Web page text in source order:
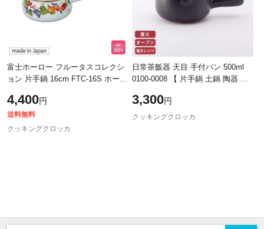
富士ホーロー フルータスコレクシ
ョン 片手鍋 16cm FTC-16S ホーロ
理器具/日本製/送料無料】
4,400円
送料無料
クッキングクロッカ
日常茶飯器 天目 手付パン 500ml
0100-0008 【 片手鍋 土鍋 陶器 一
万古焼 日本製 】
3,300円
クッキングクロッカ